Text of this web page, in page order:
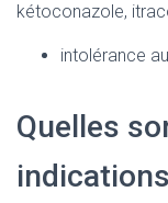
kétoconazole,
intolérance
Quelles